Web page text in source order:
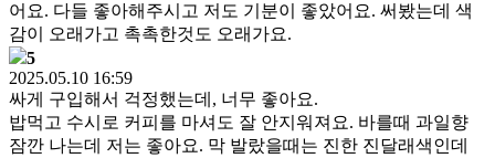
어요. 다들 좋아해주시고 저도 기분이 좋았어요. 써봤는데 색
감이 오래가고 촉촉한것도 오래가요.
5
2025.05.10 16:59
싸게 구입해서 걱정했는데, 너무 좋아요.
밥먹고 수시로 커피를 마셔도 잘 안지워져요. 바를때 과일향
잠깐 나는데 저는 좋아요. 막 발랐을때는 진한 진달래색인데